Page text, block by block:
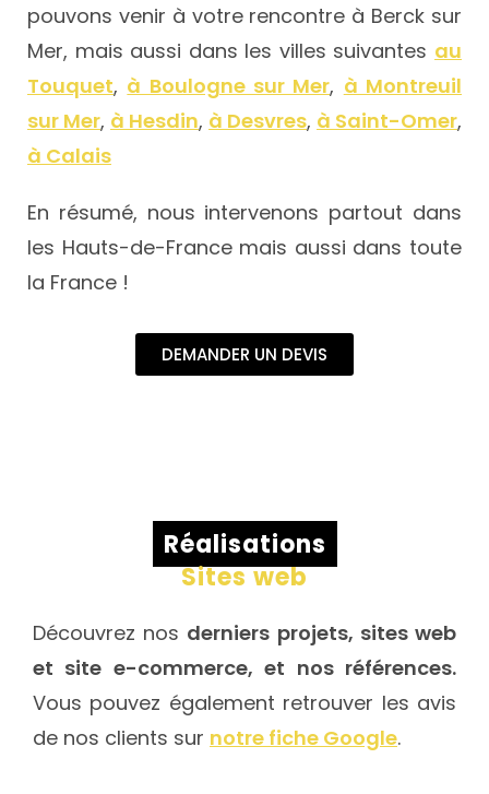
pouvons venir à votre rencontre à Berck sur
Mer, mais aussi dans les villes suivantes au
Touquet, à Boulogne sur Mer, à Montreuil
sur Mer, à Hesdin, à Desvres, à Saint-Omer,
à Calais
En résumé, nous intervenons partout dans
les Hauts-de-France mais aussi dans toute
la France !
DEMANDER UN DEVIS
Réalisations
Sites web
Découvrez nos derniers projets, sites web
et site e-commerce, et nos références.
Vous pouvez également retrouver les avis
de nos clients sur notre fiche Google.